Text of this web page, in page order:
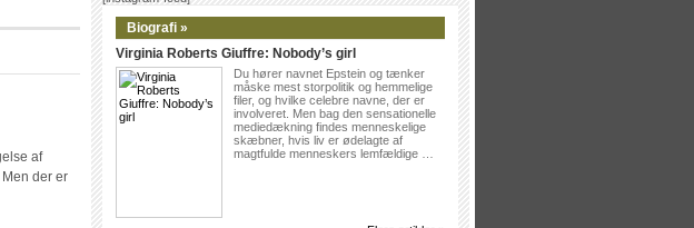
af
der er
Biografi »
Virginia Roberts Giuffre: Nobody’s girl
Du hører navnet Epstein og tænker
måske mest storpolitik og hemmelige
filer, og hvilke celebre navne, der er
involveret. Men bag den sensationelle
mediedækning findes menneskelige
skæbner, hvis liv er ødelagte af
magtfulde menneskers lemfældige …